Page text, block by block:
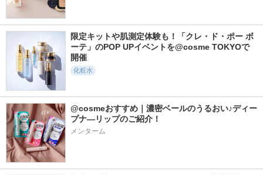
限定キットや肌測定体験も！「クレ・ド・ポー ボ
ーテ」のPOP UPイベントを@cosme TOKYOで
開催
化粧水
@cosmeおすすめ｜濃密ベールのうるおい♪ディー
プナ―リップのご紹介！
メンターム